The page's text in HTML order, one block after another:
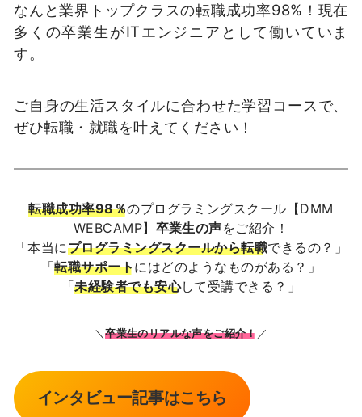
なんと業界トップクラスの転職成功率98%！現在
多くの卒業生がITエンジニアとして働いていま
す。
ご自身の生活スタイルに合わせた学習コースで、
ぜひ転職・就職を叶えてください！
転職成功率98％のプログラミングスクール【DMM
WEBCAMP】 卒業生の声をご紹介！
「本当にプログラミングスクールから転職できるの？」
「転職サポート にはどのようなものがある？」
「未経験者でも安心して受講できる？」
＼卒業生のリアルな声をご紹介！ ／
インタビュー記事はこちら